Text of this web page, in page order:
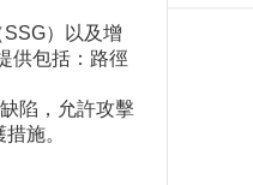
）以及增
供包括：路徑
陷，允許攻擊
施。